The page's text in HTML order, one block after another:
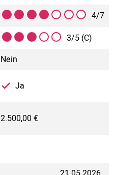
4/7
3/5 (C)
Nein
Ja
2.500,00 €